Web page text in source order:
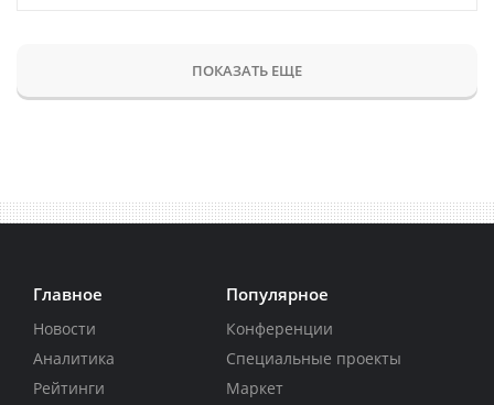
ПОКАЗАТЬ ЕЩЕ
Главное
Новости
Аналитика
Рейтинги
Популярное
Конференции
Специальные проекты
Маркет